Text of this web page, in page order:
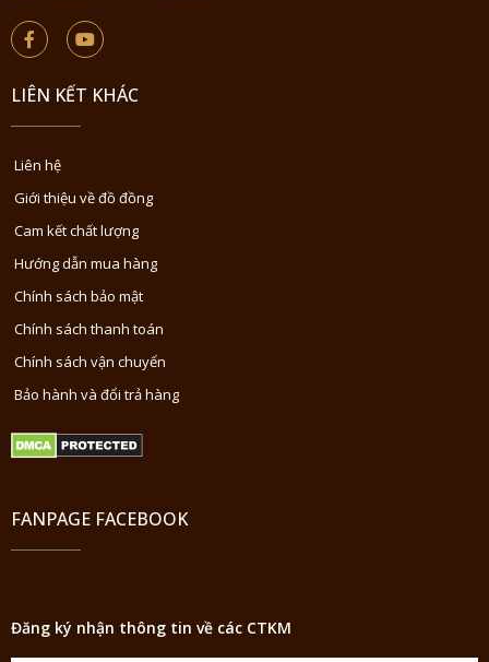
LIÊN KẾT KHÁC
Liên hệ
Giới thiệu về đồ đồng
Cam kết chất lượng
Hướng dẫn mua hàng
Chính sách bảo mật
Chính sách thanh toán
Chính sách vận chuyển
Bảo hành và đổi trả hàng
FANPAGE FACEBOOK
Đăng ký nhận thông tin về các CTKM